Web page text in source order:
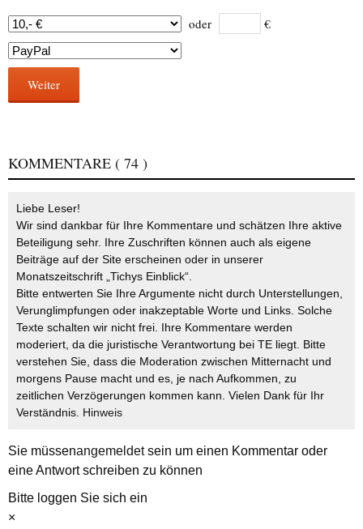
oder €
Weiter
KOMMENTARE ( 74 )
Liebe Leser!
Wir sind dankbar für Ihre Kommentare und schätzen Ihre aktive
Beteiligung sehr. Ihre Zuschriften können auch als eigene
Beiträge auf der Site erscheinen oder in unserer
Monatszeitschrift „Tichys Einblick“.
Bitte entwerten Sie Ihre Argumente nicht durch Unterstellungen,
Verunglimpfungen oder inakzeptable Worte und Links. Solche
Texte schalten wir nicht frei. Ihre Kommentare werden
moderiert, da die juristische Verantwortung bei TE liegt. Bitte
verstehen Sie, dass die Moderation zwischen Mitternacht und
morgens Pause macht und es, je nach Aufkommen, zu
zeitlichen Verzögerungen kommen kann. Vielen Dank für Ihr
Verständnis. Hinweis
Sie müssenangemeldetsein um einen Kommentar oder
eine Antwort schreiben zu können
Bitte loggen Sie sich ein
×